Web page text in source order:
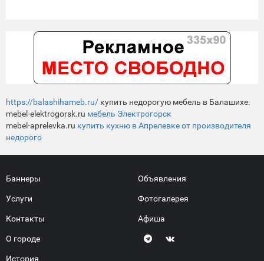
https://balashihameb.ru/ купить недорогую мебель в Балашихе.
mebel-elektrogorsk.ru мебель Электрогорск
mebel-aprelevka.ru купить кухню в Апрелевке от производителя
недорого
Баннеры
Услуги
Контакты
О городе
История
Объявления
Фотогалерея
Афиша